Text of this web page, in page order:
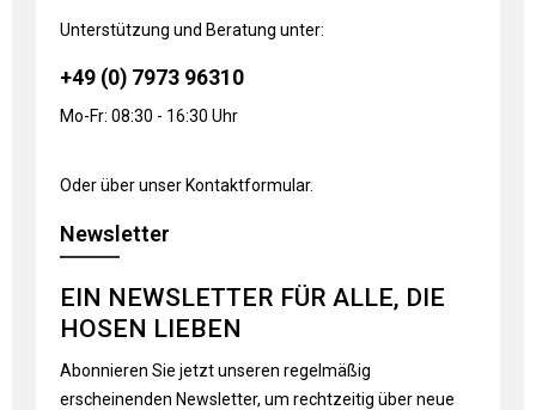
Unterstützung und Beratung unter:
+49 (0) 7973 96310
Mo-Fr: 08:30 - 16:30 Uhr
Oder über unser Kontaktformular.
Newsletter
EIN NEWSLETTER FÜR ALLE, DIE
HOSEN LIEBEN
Abonnieren Sie jetzt unseren regelmäßig
erscheinenden Newsletter, um rechtzeitig über neue